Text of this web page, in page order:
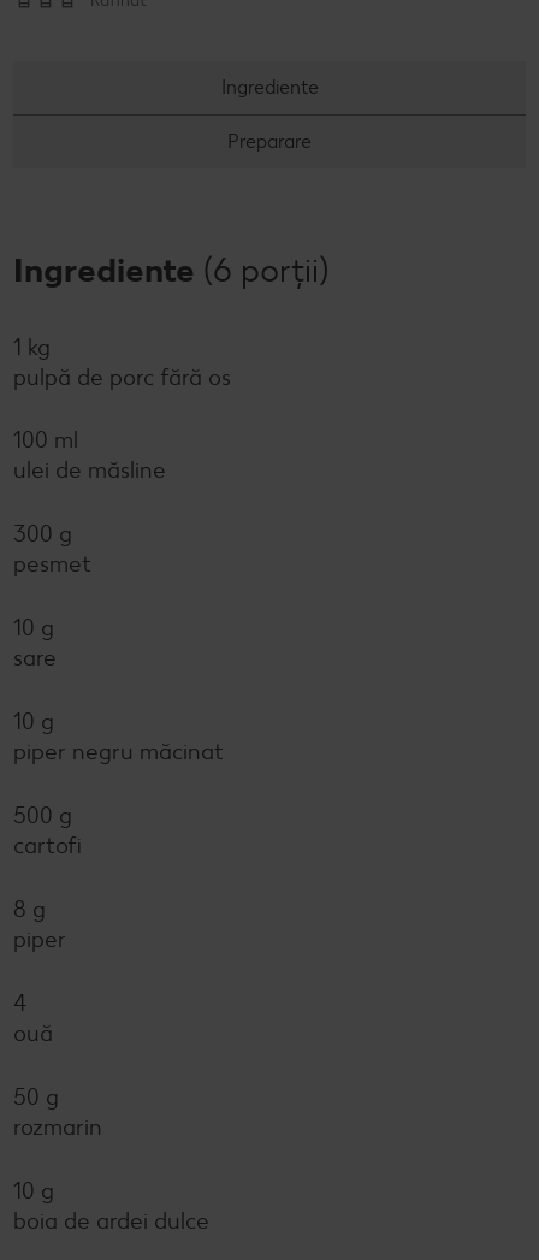
Ingrediente
Preparare
Ingrediente (6 porții)
1 kg
pulpă de porc fără os
100 ml
ulei de măsline
300 g
pesmet
10 g
sare
10 g
piper negru măcinat
500 g
cartofi
8 g
piper
4
ouă
50 g
rozmarin
10 g
boia de ardei dulce